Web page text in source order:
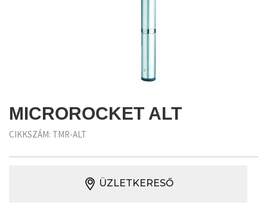
MICROROCKET ALT
CIKKSZÁM: TMR-ALT
ÜZLETKERESŐ